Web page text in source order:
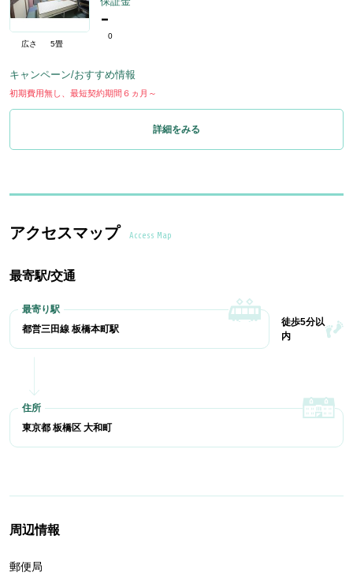
広さ 5畳
-
0
キャンペーン/おすすめ情報
初期費用無し、最短契約期間６ヵ月～
詳細をみる
アクセスマップ Access Map
最寄駅/交通
都営三田線 板橋本町駅
徒歩5分以
内
東京都 板橋区 大和町
周辺情報
郵便局